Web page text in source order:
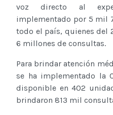
voz directo al
implementado por 5 mil
todo el país, quienes del
6 millones de consultas.
Para brindar atención
se ha implementado la
disponible en 402
brindaron 813 mil